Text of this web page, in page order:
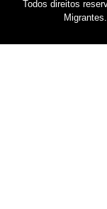
Todos direitos